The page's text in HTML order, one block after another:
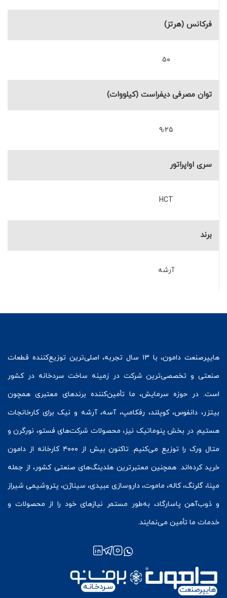
فرکانس (هرتز)
۵۰
توان مصرفی دیفراست (کیلووات)
۹٫۲۵
سری اواپراتور
HCT
برند
آرشه
هایپرصنعت
دامون، با ۱۳ سال تجربه، اصلی‌ترین توزیع‌کننده قطعات
صنعتی و تخصصی‌ترین شرکت در زمینه ساخت سردخانه در کشور
است. در حوزه سرمایش، ما تأمین‌کننده برندهای معتبری همچون
بیتزر، دانفوس،کوپلند، رفکامپ، آسه، آرشه و نیک برای کارخانجات
هستیم. در بخش پنوماتیک نیز، محصولات شرکت‌های فستو، نورگرن و
متال ورک
را توزیع می‌کنیم. تاکنون بیش از ۴۰۰۰ کارخانه از دامون
خرید کرده‌اند. همچنین معتبرترین هلدینگ‌های صنعتی کشور، از جمله
مپنا، گلرنگ، کاله، ماموت، داروسازی عبیدی، سیناژن، پتروشیمی شیراز
و ذوب‌آهن پاسارگاد، به‌طور مستمر نیازهای خود را از محصولات و
خدمات ما تأمین می‌نمایند.